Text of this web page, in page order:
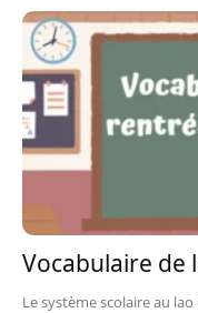
Vocabulaire de
Le système scolaire au